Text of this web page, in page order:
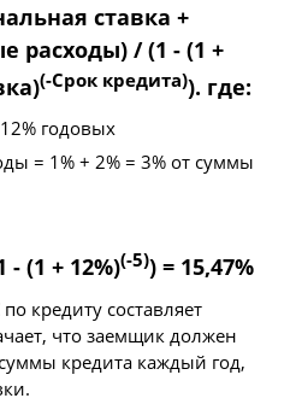
ставка +
расходы) / (1 - (1 +
(-Срок кредита)). где:
годовых
= 1% + 2% = 3% от суммы
- (1 + 12%)(-5)) = 15,47%
кредиту составляет
что заемщик должен
кредита каждый год,